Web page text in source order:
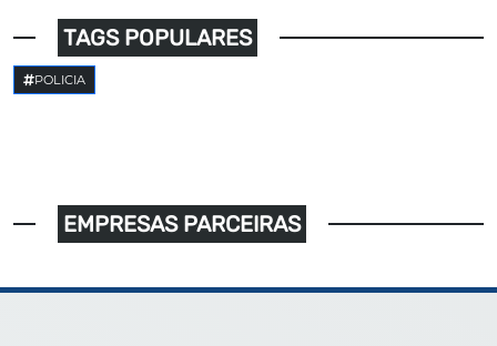
TAGS POPULARES
POLICIA
EMPRESAS PARCEIRAS